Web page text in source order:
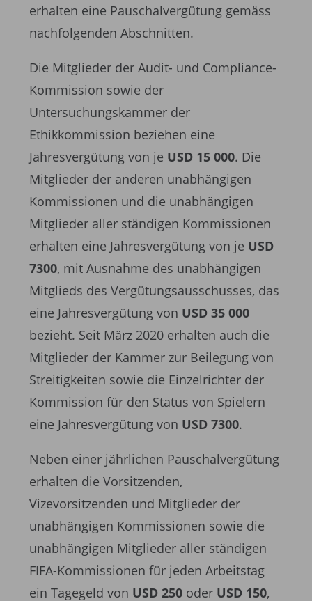
erhalten eine Pauschalvergütung gemäss
nachfolgenden Abschnitten.
Die Mitglieder der Audit- und Compliance-
Kommission sowie der
Untersuchungskammer der
Ethikkommission beziehen eine
Jahresvergütung von je USD 15 000. Die
Mitglieder der anderen unabhängigen
Kommissionen und die unabhängigen
Mitglieder aller ständigen Kommissionen
erhalten eine Jahresvergütung von je USD
7300, mit Ausnahme des unabhängigen
Mitglieds des Vergütungsausschusses, das
eine Jahresvergütung von USD 35 000
bezieht. Seit März 2020 erhalten auch die
Mitglieder der Kammer zur Beilegung von
Streitigkeiten sowie die Einzelrichter der
Kommission für den Status von Spielern
eine Jahresvergütung von USD 7300.
Neben einer jährlichen Pauschalvergütung
erhalten die Vorsitzenden,
Vizevorsitzenden und Mitglieder der
unabhängigen Kommissionen sowie die
unabhängigen Mitglieder aller ständigen
FIFA-Kommissionen für jeden Arbeitstag
ein Tagegeld von USD 250 oder USD 150,